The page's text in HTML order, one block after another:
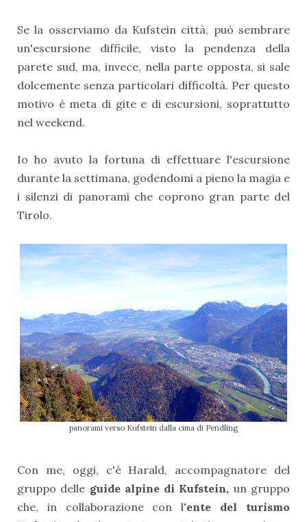
Se la osserviamo da Kufstein città, può sembrare
un'escursione difficile, visto la pendenza della
parete sud, ma, invece, nella parte opposta, si sale
dolcemente senza particolari difficoltà. Per questo
motivo è meta di gite e di escursioni, soprattutto
nel weekend.
Io ho avuto la fortuna di effettuare l'escursione
durante la settimana, godendomi a pieno la magia e
i silenzi di panorami che coprono gran parte del
Tirolo.
panorami verso Kufstein dalla cima di Pendling
Con me, oggi, c'è Harald, accompagnatore del
gruppo delle guide alpine di Kufstein, un gruppo
che, in collaborazione con l'ente del turismo